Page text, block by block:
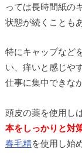
っては長時間紙の
状態が続くことも
特にキャップなど
い、痒いと感じや
仕事に集中できな
頭皮の薬を使用し
本をしっかりと対
春毛精を使用し始